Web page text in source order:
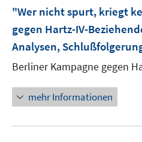
"Wer nicht spurt, kriegt
gegen Hartz-IV-
Analysen,
Berliner Kampagne gegen
mehr Informationen